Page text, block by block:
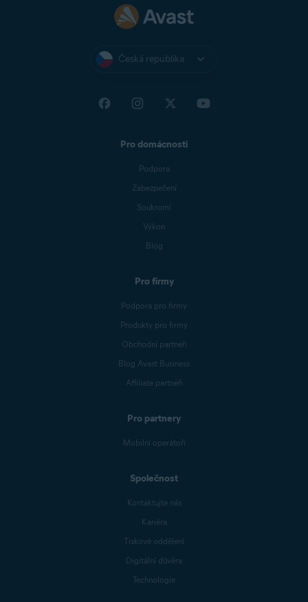
Česká republika
Pro domácnosti
Podpora
Zabezpečení
Soukromí
Výkon
Blog
Pro firmy
Podpora pro firmy
Produkty pro firmy
Obchodní partneři
Blog Avast Business
Affiliate partneři
Pro partnery
Mobilní operátoři
Společnost
Kontaktujte nás
Kariéra
Tiskové oddělení
Digitální důvěra
Technologie